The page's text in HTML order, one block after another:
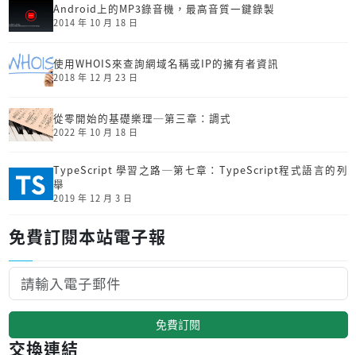
Android上的MP3錄音機，最高音質一鍵錄製
2014 年 10 月 18 日
使用WHOIS來查詢網域名稱或IP的擁有者資訊
2018 年 12 月 23 日
從零開始的基礎樂理─第三章：調式
2022 年 10 月 18 日
TypeScript 學習之路─第七章：TypeScript程式語言的列
舉
2019 年 12 月 3 日
免費訂閱本站電子報
免費訂閱
交換連結